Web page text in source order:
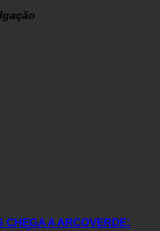
A ARCOVERDE: